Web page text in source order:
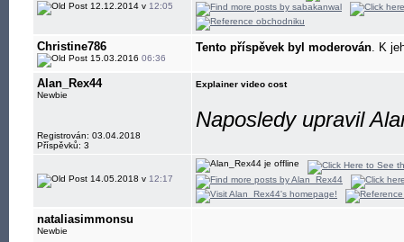
12.12.2014 v 12:05
Christine786
15.03.2016 06:36
Tento příspěvek byl moderován. K
Alan_Rex44
Newbie
Registrován: 03.04.2018
Příspěvků: 3
Explainer video cost
Naposledy upravil
14.05.2018 v 12:17
nataliasimmonsu
Newbie